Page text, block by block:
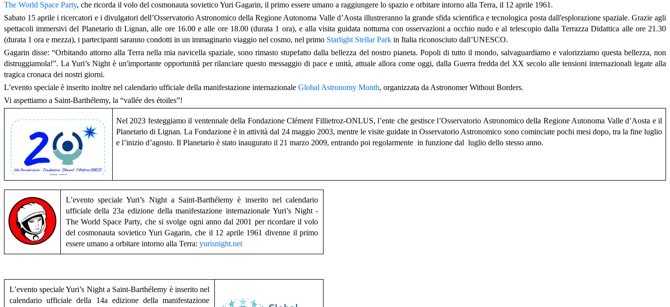
The World Space Party, che ricorda il volo del cosmonauta sovietico Yuri Gagarin, il primo essere umano a raggiungere lo spazio e orbitare intorno alla Terra, il 12 aprile 1961.
Sabato 15 aprile i ricercatori e i divulgatori dell’Osservatorio Astronomico della Regione Autonoma Valle d’Aosta illustreranno la grande sfida scientifica e tecnologica posta dall'esplorazione spaziale. Grazie agli
spettacoli immersivi del Planetario di Lignan, alle ore 16.00 e alle ore 18.00 (durata 1 ora), e alla visita guidata notturna con osservazioni a occhio nudo e al telescopio dalla Terrazza Didattica alle ore 21.30
(durata 1 ora e mezza), i partecipanti saranno condotti in un immaginario viaggio nel cosmo, nel primo Starlight Stellar Park in Italia riconosciuto dall’UNESCO.
Gagarin disse: “Orbitando attorno alla Terra nella mia navicella spaziale, sono rimasto stupefatto dalla bellezza del nostro pianeta. Popoli di tutto il mondo, salvaguardiamo e valorizziamo questa bellezza, non
distruggiamola!”. La Yuri’s Night è un'importante opportunità per rilanciare questo messaggio di pace e unità, attuale allora come oggi, dalla Guerra fredda del XX secolo alle tensioni internazionali legate alla
tragica cronaca dei nostri giorni.
L’evento speciale è inserito inoltre nel calendario ufficiale della manifestazione internazionale Global Astronomy Month, organizzata da Astronomer Without Borders.
Vi aspettiamo a Saint-Barthélemy, la “vallée des étoiles”!
Nel 2023 festeggiamo il ventennale della Fondazione Clément Fillietroz-ONLUS, l’ente che gestisce l’Osservatorio Astronomico della Regione Autonoma Valle d’Aosta e il
Planetario di Lignan. La Fondazione è in attività dal 24 maggio 2003, mentre le visite guidate in Osservatorio Astronomico sono cominciate pochi mesi dopo, tra la fine luglio
e l’inizio d’agosto. Il Planetario è stato inaugurato il 21 marzo 2009, entrando poi regolarmente in funzione dal luglio dello stesso anno.
L’evento speciale Yuri’s Night a Saint-Barthélemy è inserito nel calendario
ufficiale della 23a edizione della manifestazione internazionale Yuri’s Night -
The World Space Party, che si svolge ogni anno dal 2001 per ricordare il volo
del cosmonauta sovietico Yuri Gagarin, che il 12 aprile 1961 divenne il primo
essere umano a orbitare intorno alla Terra: yurisnight.net
L’evento speciale Yuri’s Night a Saint-Barthélemy è inserito nel
calendario ufficiale della 14a edizione della manifestazione